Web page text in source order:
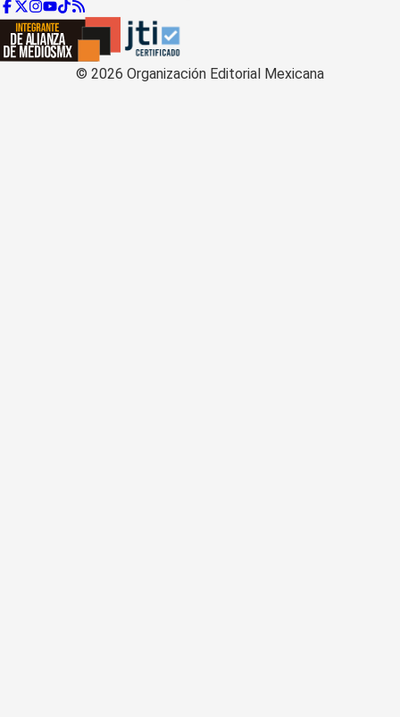
© 2026 Organización Editorial Mexicana